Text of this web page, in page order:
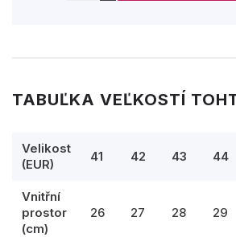
TABUĽKA VEĽKOSTÍ
Velikost
(EUR)
41 42 43 44
Vnitřní
prostor
(cm)
26 27 28 29